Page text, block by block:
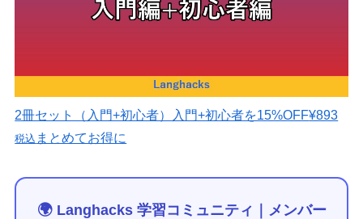
2冊セット（入門+初心者） 入門+初心者を15%OFF¥893
税込 まとめてお得に
🌍 Langhacks 学習コミュニティ｜メンバー